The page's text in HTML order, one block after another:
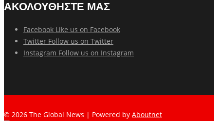
ΑΚΟΛΟΥΘΗΣΤΕ ΜΑΣ
Facebook Like us on Facebook
Twitter Follow us on Twitter
Instagram Follow us on Instagram
© 2026 The Global News | Powered by Aboutnet